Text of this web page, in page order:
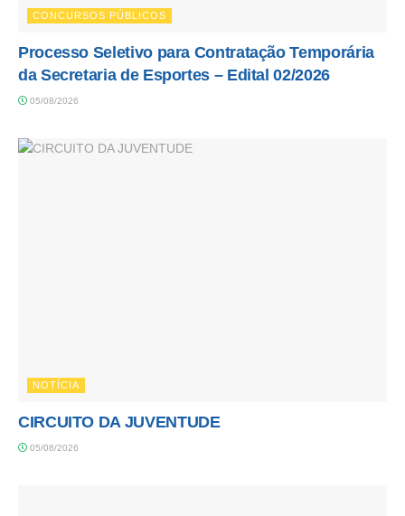
CONCURSOS PÚBLICOS
Processo Seletivo para Contratação Temporária
da Secretaria de Esportes – Edital 02/2026
05/08/2026
NOTÍCIA
CIRCUITO DA JUVENTUDE
05/08/2026